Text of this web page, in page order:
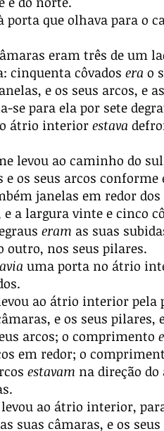
porta que olhava para o
eram três de um
cinquenta côvados era o
e os seus arcos, e
se para ela por sete
átrio interior estava
levou ao caminho do
e os seus arcos conforme
janelas em redor
a largura vinte e cinco
eram as suas
outro, nos seus pilares.
uma porta no átrio
ao átrio interior pela
e os seus pilares,
arcos; o comprimento
em redor; o
estavam na direção
levou ao átrio interior,
suas câmaras, e os